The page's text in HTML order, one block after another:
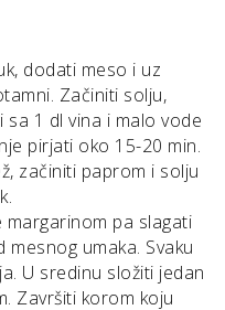
dodati meso i uz
Začiniti solju,
1 dl vina i malo vode
pirjati oko 15-20 min.
začiniti paprom i solju
margarinom pa slagati
umaka. Svaku
U sredinu složiti jedan
Završiti korom koju